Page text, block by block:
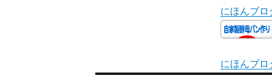
にほんブロ
にほんブロ